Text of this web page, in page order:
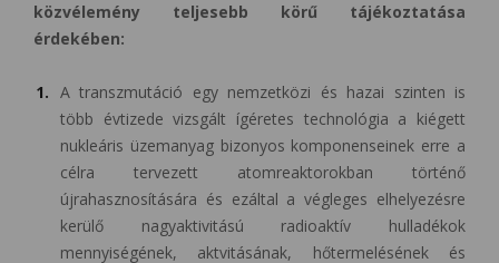
közvélemény teljesebb körű tájékoztatása
érdekében:
A transzmutáció egy nemzetközi és hazai szinten is
több évtizede vizsgált ígéretes technológia a kiégett
nukleáris üzemanyag bizonyos komponenseinek erre a
célra tervezett atomreaktorokban történő
újrahasznosítására és ezáltal a végleges elhelyezésre
kerülő nagyaktivitású radioaktív hulladékok
mennyiségének, aktvitásának, hőtermelésének és